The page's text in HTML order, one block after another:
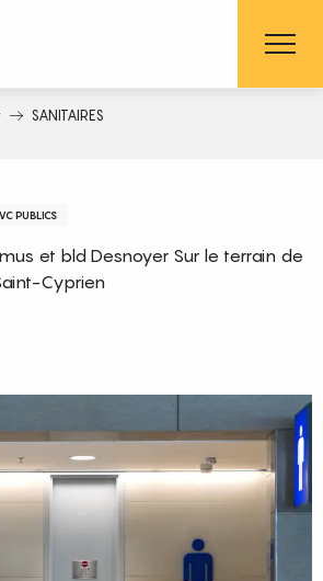
SANITAIRES
PUBLICS
et bld Desnoyer Sur le terrain de
Cyprien
favoris